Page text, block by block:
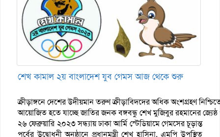
শেখ কামাল ২য় বাংলাদেশ যুব গেমস আজ থেকে শুরু
ক্রীড়াঙ্গনে দেশের উদীয়মান তরুণ ক্রীড়াবিদদের অধিক অংশগ্রহণ
আয়োজিত হতে যাচ্ছে জাতির জনক বঙ্গবন্ধু শেখ মুজিবুর রহমানের
২৬ ফেব্রুয়ারি ২০২৩ সন্ধ্যায় ঢাকা আর্মি স্টেডিয়ামে গেমসের চূড়ান্ত
পর্বের উদ্বোধনী অনুষ্ঠানে প্রধানমন্ত্রী শেখ হাসিনা, এমপি উপস্থিত